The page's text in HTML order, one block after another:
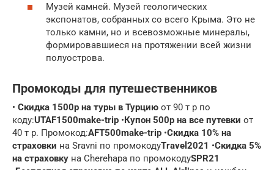
Музей камней. Музей геологических
экспонатов, собранных со всего Крыма. Это не
только камни, но и всевозможные минералы,
формировавшиеся на протяжении всей жизни
полуострова.
Промокоды для путешественников
• Скидка 1500р на туры в Турцию от 90 т р по
коду:UTAF1500make-trip •Купон 500р на все путевки от
40 т р. Промокод:AFT500make-trip •Скидка 10% на
страховки на Sravni по промокодуTravel2021 •Скидка 5%
на страховку на Cherehapa по промокодуSPR21